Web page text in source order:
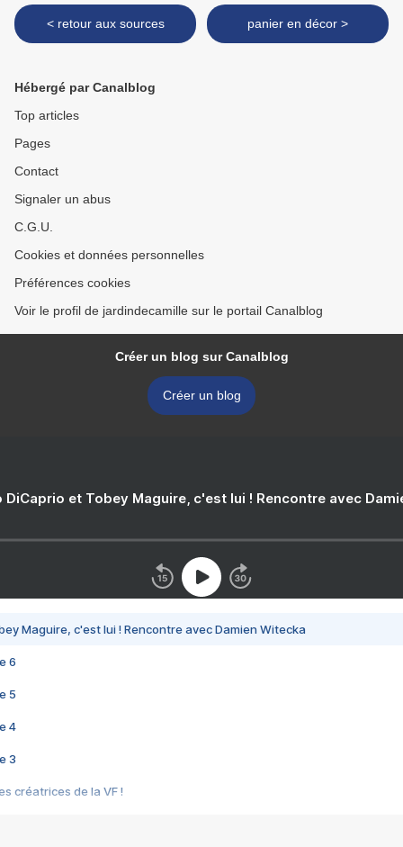
< retour aux sources panier en décor >
Hébergé par Canalblog
Top articles
Pages
Contact
Signaler un abus
C.G.U.
Cookies et données personnelles
Préférences cookies
Voir le profil de jardindecamille sur le portail Canalblog
Créer un blog sur Canalblog
Créer un blog
DiCaprio et Tobey Maguire, c'est lui ! Rencontre avec
Maguire, c'est lui ! Rencontre avec Damien Witecka
6
5
4
3
créatrices de la VF !